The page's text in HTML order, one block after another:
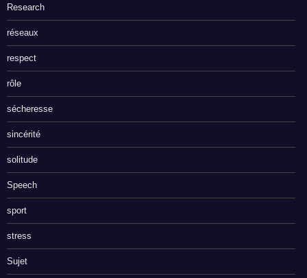
Research
réseaux
respect
rôle
sécheresse
sincérité
solitude
Speech
sport
stress
Sujet